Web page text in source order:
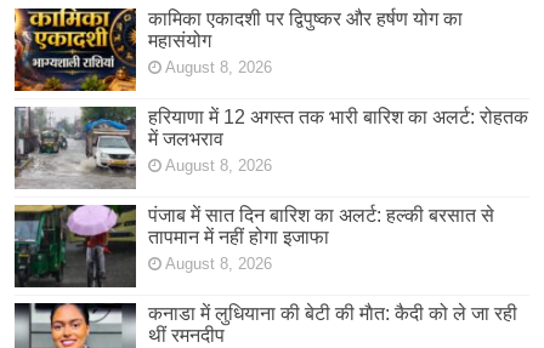
कामिका एकादशी पर द्विपुष्कर और हर्षण योग का
महासंयोग
August 8, 2026
हरियाणा में 12 अगस्त तक भारी बारिश का अलर्ट: रोहतक
में जलभराव
August 8, 2026
पंजाब में सात दिन बारिश का अलर्ट: हल्की बरसात से
तापमान में नहीं होगा इजाफा
August 8, 2026
कनाडा में लुधियाना की बेटी की माैत: कैदी को ले जा रही
थीं रमनदीप